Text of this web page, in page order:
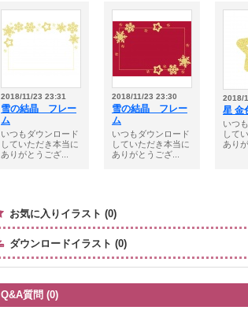
2018/11/23 23:31
雪の結晶 フレー
ム
いつもダウンロード
していただき本当に
ありがとうござ...
2018/11/23 23:30
雪の結晶 フレー
ム
いつもダウンロード
していただき本当に
ありがとうござ...
2018/
星 金
いつ
して
あり
お気に入りイラスト (0)
ダウンロードイラスト (0)
Q&A質問 (0)